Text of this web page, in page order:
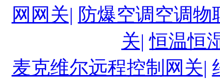
网网关| 防爆空调空调物
关| 恒温恒
麦克维尔远程控制网关|